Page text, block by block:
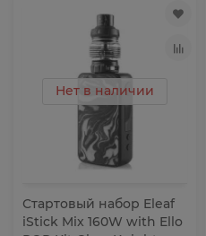
Нет в наличии
Стартовый набор Eleaf
iStick Mix 160W with Ello